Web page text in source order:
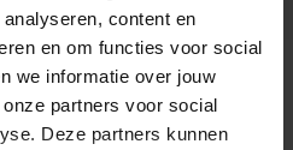
content en
en om functies voor social
we informatie over jouw
partners voor social
Deze partners kunnen
von Anthony